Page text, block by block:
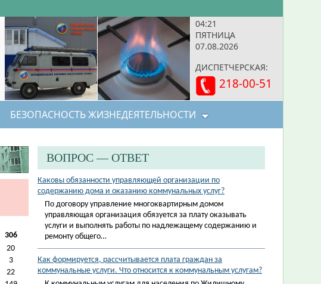
04:21
ПЯТНИЦА
07.08.2026
ДИСПЕТЧЕРСКАЯ:
218-00-51
БЕЗОПАСНОСТЬ ЖИЗНЕДЕЯТЕЛЬНОСТИ
306
20
3
22
ВОПРОС — ОТВЕТ
Каковы обязанности управляющей организации по
содержанию дома и оказанию коммунальных услуг?
По договору управление многоквартирным домом
управляющая организация обязуется за плату оказывать
услуги и выполнять работы по надлежащему содержанию и
ремонту общего…
Как формируется, рассчитывается плата граждан за
коммунальные услуги. Что относится к коммунальным услугам?